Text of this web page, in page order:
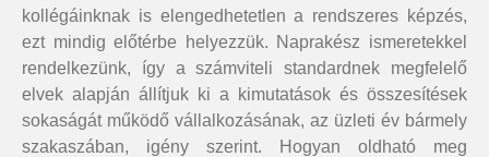
kollégáinknak is elengedhetetlen a rendszeres képzés,
ezt mindig előtérbe helyezzük. Naprakész ismeretekkel
rendelkezünk, így a számviteli standardnek megfelelő
elvek alapján állítjuk ki a kimutatások és összesítések
sokaságát működő vállalkozásának, az üzleti év bármely
szakaszában, igény szerint. Hogyan oldható meg